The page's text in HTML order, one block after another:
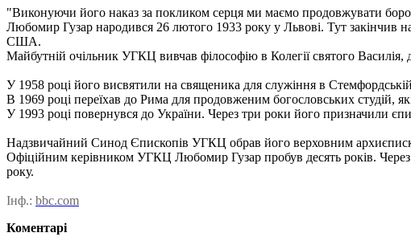
"Виконуючи його наказ за покликом серця ми маємо продовжувати
Любомир Гузар народився 26 лютого 1933 року у Львові. Тут закінчив
США.
Майбутній очільник УГКЦ вивчав філософію в Колегії святого Василія,
У 1958 році його висвятили на священика для служіння в Стемфордській
В 1969 році переїхав до Рима для продовженим богословських студій,
У 1993 році повернувся до України. Через три роки його призначили
Надзвичайний Синод Єпископів УГКЦ обрав його верховним
Офіційним керівником УГКЦ Любомир Гузар пробув десять років.
року.
Інф.: bbc.com
Коментарі